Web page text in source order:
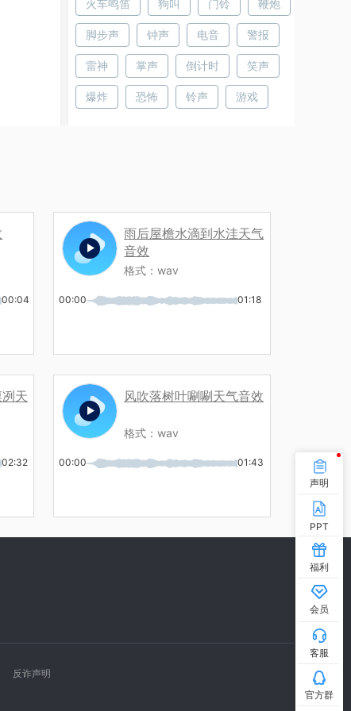
火车鸣笛 狗叫 门铃 鞭炮
脚步声 钟声 电音 警报
雷神 掌声 倒计时 笑声
爆炸 恐怖 铃声 游戏
00:04
雨后屋檐水滴到水洼天气
音效
格式：wav
00:00 01:18
天
02:32
风吹落树叶唰唰天气音效
格式：wav
00:00
01:43
声明
PPT
福利
会员
客服
官方群
反诈声明